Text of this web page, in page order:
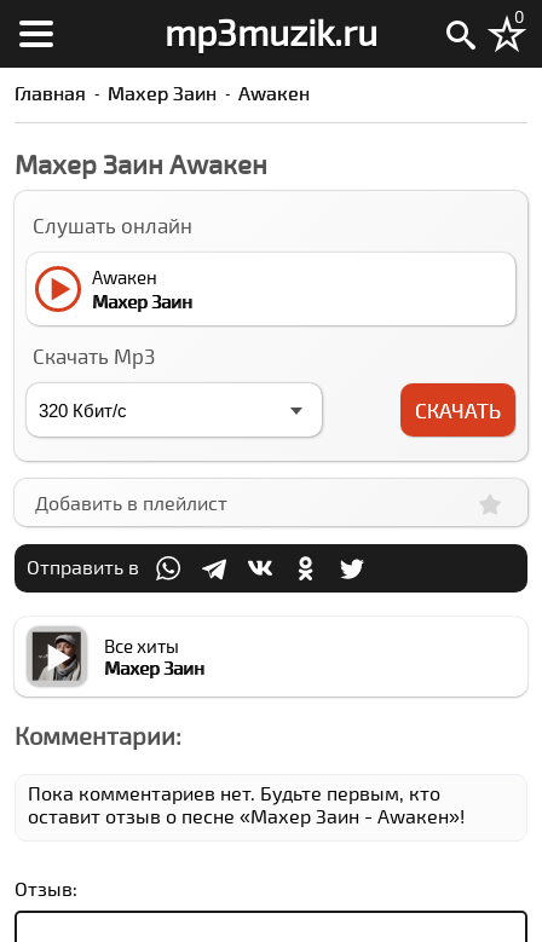
mp3muzik.ru 0
Главная Махер Заин Аwакен
Махер Заин Аwакен
Слушать онлайн
Аwакен
Махер Заин
Скачать Mp3
СКАЧАТЬ
Добавить в плейлист
Отправить в
Все хиты
Махер Заин
Комментарии:
Пока комментариев нет. Будьте первым, кто
оставит отзыв о песне «Махер Заин - Аwакен»!
Отзыв: